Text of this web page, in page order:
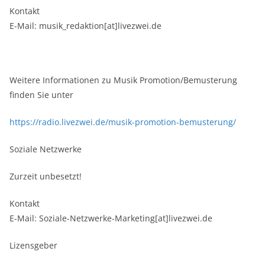
Kontakt
E-Mail: musik_redaktion[at]livezwei.de
Weitere Informationen zu Musik Promotion/Bemusterung
finden Sie unter
https://radio.livezwei.de/musik-promotion-bemusterung/
Soziale Netzwerke
Zurzeit unbesetzt!
Kontakt
E-Mail: Soziale-Netzwerke-Marketing[at]livezwei.de
Lizensgeber